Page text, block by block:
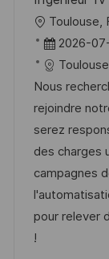
l
i
c
a
c
i
ó
n
U
b
c
a
c
i
ó
n
Toulouse,
F
e
c
h
a
d
e
p
u
2026-
Toulouse
Nous
rejoindre
serez
des charges
campagnes
pour relever
!